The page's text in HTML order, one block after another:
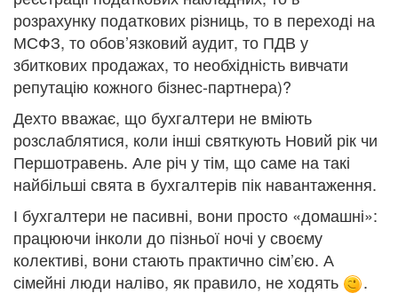
розрахунку податкових різниць, то в переході на
МСФЗ, то обов’язковий аудит, то ПДВ у
збиткових продажах, то необхідність вивчати
репутацію кожного бізнес-партнера)?
Дехто вважає, що бухгалтери не вміють
розслаблятися, коли інші святкують Новий рік чи
Першотравень. Але річ у тім, що саме на такі
найбільші свята в бухгалтерів пік навантаження.
І бухгалтери не пасивні, вони просто «домашні»:
працюючи інколи до пізньої ночі у своєму
колективі, вони стають практично сім’єю. А
сімейні люди наліво, як правило, не ходять
.